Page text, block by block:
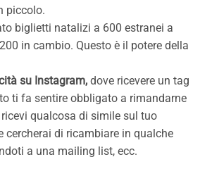
piccolo.
biglietti natalizi a 600 estranei a
in cambio. Questo è il potere della
su Instagram, dove ricevere un tag
ti fa sentire obbligato a rimandarne
qualcosa di simile sul tuo
cercherai di ricambiare in qualche
a una mailing list, ecc.